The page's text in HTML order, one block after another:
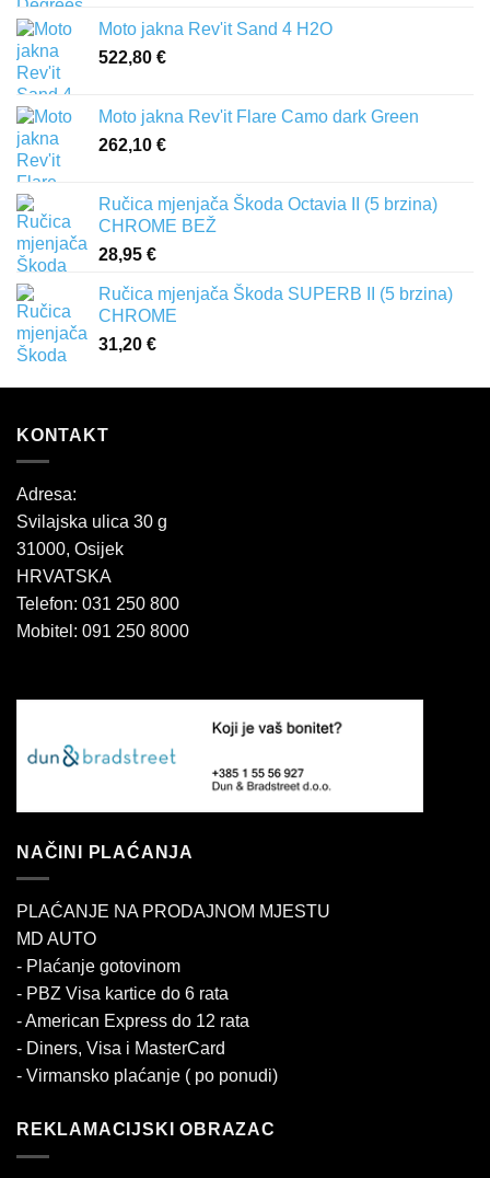
Moto jakna Rev'it Sand 4 H2O
522,80 €
Moto jakna Rev'it Flare Camo dark Green
262,10 €
Ručica mjenjača Škoda Octavia II (5 brzina)
CHROME BEŽ
28,95 €
Ručica mjenjača Škoda SUPERB II (5 brzina)
CHROME
31,20 €
KONTAKT
Adresa:
Svilajska ulica 30 g
31000, Osijek
HRVATSKA
Telefon: 031 250 800
Mobitel: 091 250 8000
NAČINI PLAĆANJA
PLAĆANJE NA PRODAJNOM MJESTU
MD AUTO
- Plaćanje gotovinom
- PBZ Visa kartice do 6 rata
- American Express do 12 rata
- Diners, Visa i MasterCard
- Virmansko plaćanje ( po ponudi)
REKLAMACIJSKI OBRAZAC